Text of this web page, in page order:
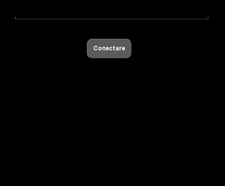
Conectare